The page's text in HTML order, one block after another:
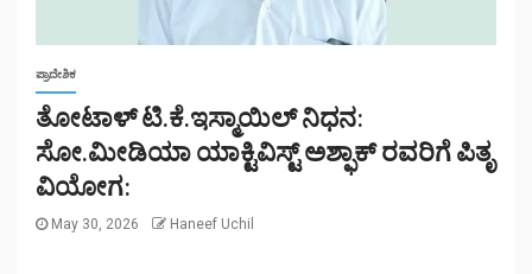
ಪ್ರಾದೇಶಿಕ
ತೋಟಾಳ್ ಟಿ.ಕೆ.ಇಸ್ಮಾಯಿಲ್ ನಿಧನ:
ಸೋ.ಮೀಡಿಯಾ ಯಾಕ್ಟಿವಿಸ್ಟ್ ಅಶ್ಫಾಕ್ ರವರಿಗೆ ಪಿತೃ
ವಿಯೋಗ:
May 30, 2026 Haneef Uchil